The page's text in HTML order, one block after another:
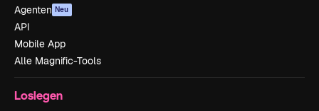
Agenten Neu
API
Mobile App
Alle Magnific-Tools
Loslegen